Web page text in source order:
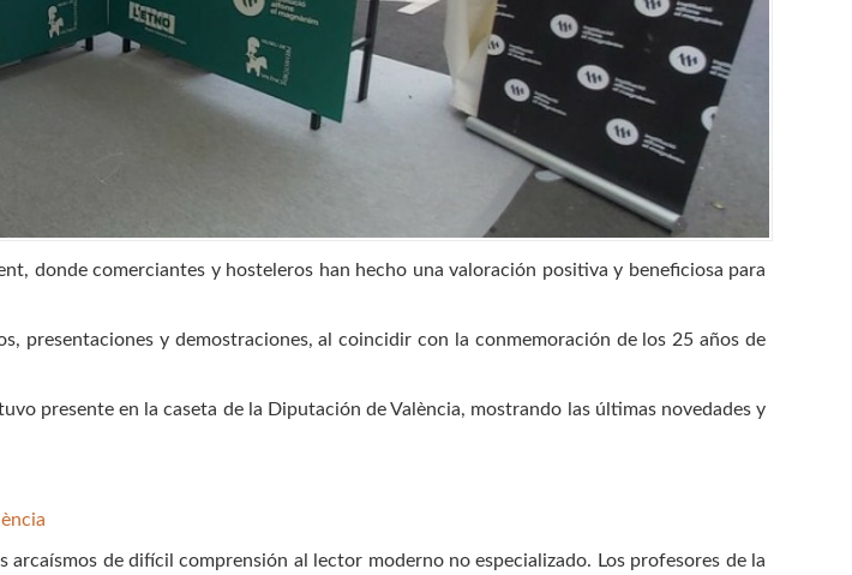
donde comerciantes y hosteleros han hecho una valoración positiva y beneficiosa para
presentaciones y demostraciones, al coincidir con la conmemoración de los 25 años de
presente en la caseta de la Diputación de València, mostrando las últimas novedades y
de difícil comprensión al lector moderno no especializado. Los profesores de la